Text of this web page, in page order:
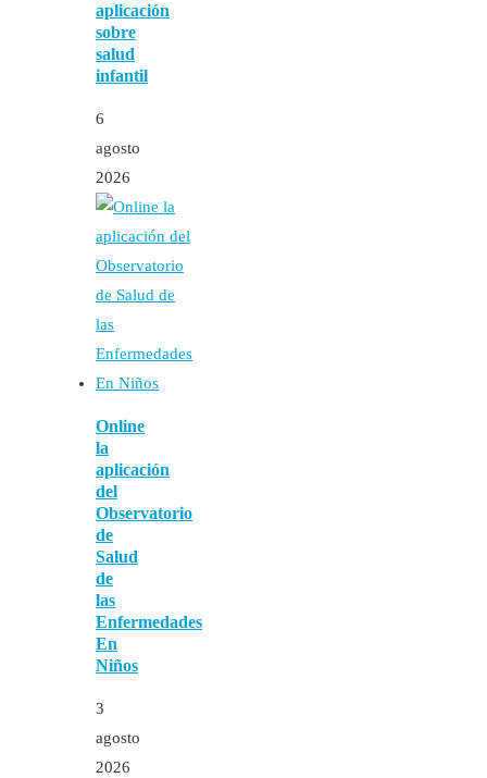
aplicación
sobre
salud
infantil
6
agosto
2026
Online
la
aplicación
del
Observatorio
de
Salud
de
las
Enfermedades
En
Niños
3
agosto
2026